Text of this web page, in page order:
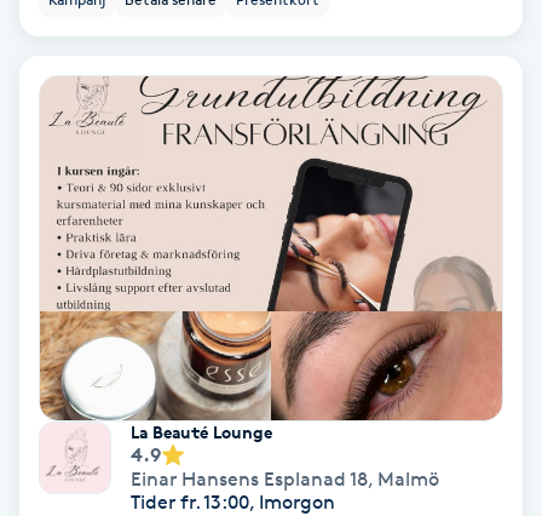
Eyeliner-tatuering
Face framing
Faceliftmassage
Fet hårbotten
Fettreducering
FibromassageLa Beauté Lounge
4.9
Einar Hansens Esplanad 18, Malmö
Tider fr. 13:00, Imorgon